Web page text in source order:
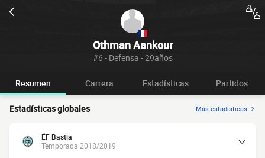
Othman Aankour
#6 - Defensa - 29años
Resumen Carrera Estadísticas Partidos
Estadísticas globales Más estadísticas
ÉF Bastia
Temporada 2018/2019